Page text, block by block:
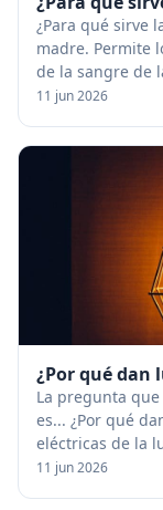
¿Para qué sirve
madre. Permite
de la sangre de
indispensables
11 jun 2026
¿Por qué dan
La pregunta
es... ¿Por qué
eléctricas de la
tienen dentro,
11 jun 2026